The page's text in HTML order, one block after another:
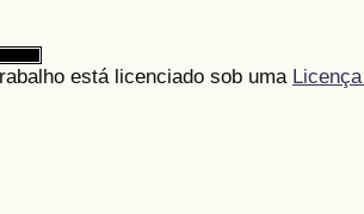
está licenciado sob uma